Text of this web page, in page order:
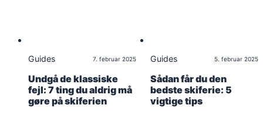
Guides 7. februar 2025
Undgå de klassiske
fejl: 7 ting du aldrig må
gøre på skiferien
Guides 5. februar 2025
Sådan får du den
bedste skiferie: 5
vigtige tips